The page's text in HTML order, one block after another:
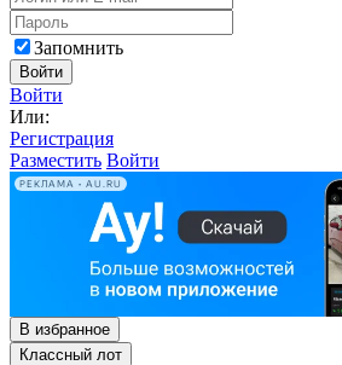
Запомнить
Войти
Войти
Или:
Регистрация
Разместить Войти
РЕКЛАМА • AU.RU
В избранное
Классный лот